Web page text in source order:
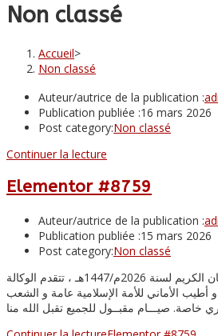
Non classé
Accueil>
Non classé
Auteur/autrice de la publication :
Publication publiée :16 mars 2026
Post category:Non classé
Continuer la lecture
Elementor #8759
Auteur/autrice de la publication :
Publication publiée :15 mars 2026
Post category:Non classé
بمناسبة حلول شهر رمضان الكريم لسنة 2026م/1447هـ ، تتقدم الوكالة
و أطيب الأماني للأمة الإسلامية عامة و الشعب